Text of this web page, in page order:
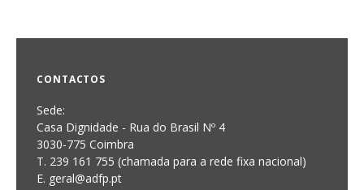
CONTACTOS
Sede:
Casa Dignidade - Rua do Brasil Nº 4
3030-775 Coimbra
T. 239 161 755 (chamada para a rede fixa nacional)
E. geral@adfp.pt